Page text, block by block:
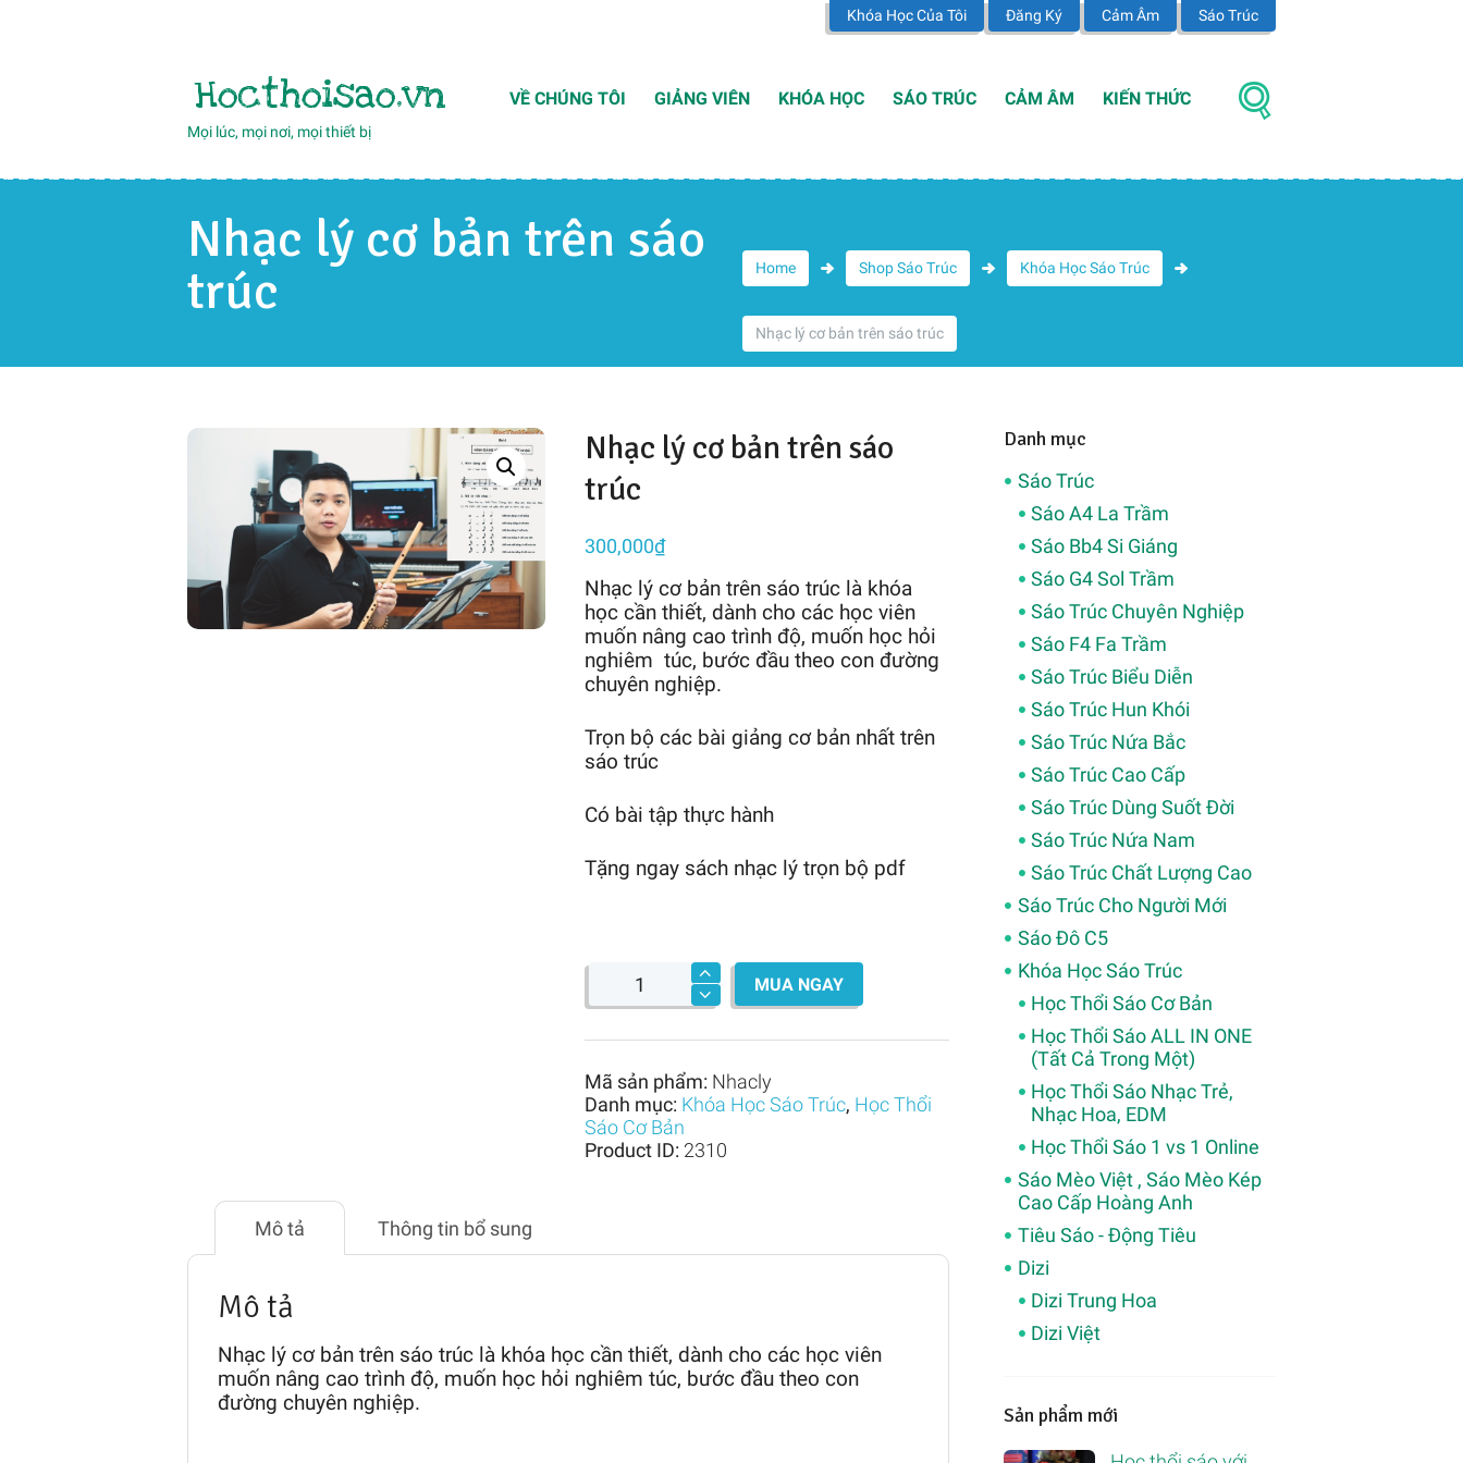
Khóa Học Của Tôi Đăng Ký Cảm Âm Sáo Trúc
Hocthoisao.vn
Mọi lúc, mọi nơi, mọi thiết bị
VỀ CHÚNG TÔI GIẢNG VIÊN KHÓA HỌC SÁO TRÚC CẢM ÂM KIẾN THỨC
Home Shop Sáo Trúc Khóa Học Sáo Trúc
Nhạc lý cơ bản trên sáo trúc
Nhạc lý cơ bản trên sáo
trúc
Nhạc lý cơ bản trên sáo
trúc
300,000₫
Nhạc lý cơ bản trên sáo trúc là khóa
học cần thiết, dành cho các học viên
muốn nâng cao trình độ, muốn học hỏi
nghiêm túc, bước đầu theo con đường
chuyên nghiệp.
Trọn bộ các bài giảng cơ bản nhất trên
sáo trúc
Có bài tập thực hành
Tặng ngay sách nhạc lý trọn bộ pdf
Nhạc
cơ
sáo
trúc
số
lượng
MUA NGAY
Mã sản phẩm: Nhacly
Danh mục: Khóa Học Sáo Trúc, Học Thổi
Sáo Cơ Bản
Product ID: 2310
Mô tả Thông tin bổ sung
Mô tả
Nhạc lý cơ bản trên sáo trúc là khóa học cần thiết, dành cho các học viên
muốn nâng cao trình độ, muốn học hỏi nghiêm túc, bước đầu theo con
đường chuyên nghiệp.
Danh mục
Sáo Trúc
Sáo A4 La Trầm
Sáo Bb4 Si Giáng
Sáo G4 Sol Trầm
Sáo Trúc Chuyên Nghiệp
Sáo F4 Fa Trầm
Sáo Trúc Biểu Diễn
Sáo Trúc Hun Khói
Sáo Trúc Nứa Bắc
Sáo Trúc Cao Cấp
Sáo Trúc Dùng Suốt Đời
Sáo Trúc Nứa Nam
Sáo Trúc Chất Lượng Cao
Sáo Trúc Cho Người Mới
Sáo Đô C5
Khóa Học Sáo Trúc
Học Thổi Sáo Cơ Bản
Học Thổi Sáo ALL IN ONE
(Tất Cả Trong Một)
Học Thổi Sáo Nhạc Trẻ,
Nhạc Hoa, EDM
Học Thổi Sáo 1 vs 1 Online
Sáo Mèo Việt , Sáo Mèo Kép
Cao Cấp Hoàng Anh
Tiêu Sáo - Động Tiêu
Dizi
Dizi Trung Hoa
Dizi Việt
Sản phẩm mới